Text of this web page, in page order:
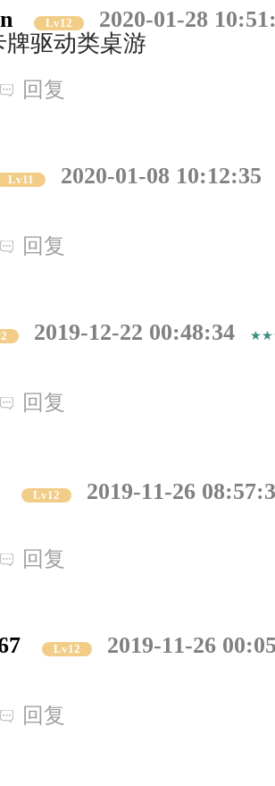
Lv12
2020-01-28
牌驱动类桌游
回复
Lv11
2020-01-08 10:12:35
回复
2019-12-22 00:48:34
回复
Lv12
2019-11-26
回复
Lv12
2019-11-26
回复